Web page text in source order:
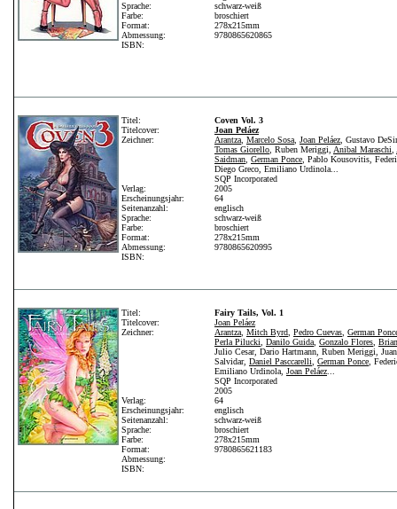
Sprache:
Farbe:
Format:
Abmessung:
ISBN:
schwarz-weiß
broschiert
278x215mm
9780865620865
Titel:
Titelcover:
Zeichner:
Verlag:
Erscheinungsjahr:
Seitenanzahl:
Sprache:
Farbe:
Format:
Abmessung:
ISBN:
Coven Vol. 3
Joan Peláez
Arantza Marcelo Sosa Joan Peláez , Gustavo
Tomas Giorello , Ruben Meriggi, Anibal Maraschi
Saidman German Ponce , Pablo Kousovitis,
Diego Greco, Emiliano Urdinola...
SQP Incorporated
2005
64
englisch
schwarz-weiß
broschiert
278x215mm
9780865620995
Titel:
Titelcover:
Zeichner:
Verlag:
Erscheinungsjahr:
Seitenanzahl:
Sprache:
Farbe:
Format:
Abmessung:
ISBN:
Fairy Tails, Vol. 1
Joan Peláez
Arantza Mitch Byrd Pedro Cuevas German
Perla Pilucki
Danilo Guida Gonzalo Flores
Julio Cesar, Dario Hartmann, Ruben Meriggi,
Salvidar, Daniel Pasccarelli German Ponce ,
Emiliano Urdinola, Joan Peláez
SQP Incorporated
2005
64
englisch
schwarz-weiß
broschiert
278x215mm
9780865621183